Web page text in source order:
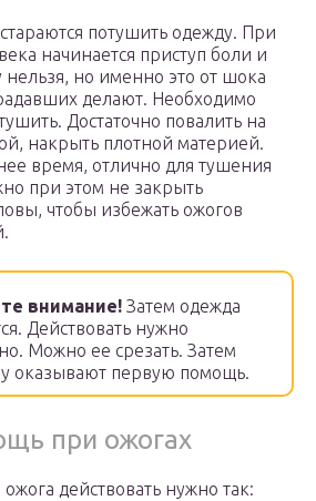
потушить одежду. При
начинается приступ боли и
нельзя, но именно это от шока
делают. Необходимо
Достаточно повалить на
накрыть плотной материей.
время, отлично для тушения
при этом не закрыть
чтобы избежать ожогов
внимание! Затем одежда
Действовать нужно
Можно ее срезать. Затем
оказывают первую помощь.
при ожогах
действовать нужно так: